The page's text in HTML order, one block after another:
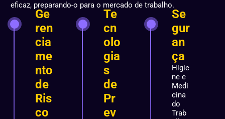
eficaz, preparando-o para o mercado de trabalho.
Ge
ren
cia
me
nto
de
Ris
co
Te
cn
olo
gia
s
de
Pr
ev
Se
gur
an
ça
Higie
ne e
Medi
cina
do
Trab